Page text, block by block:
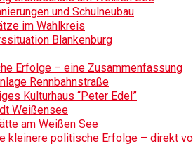
und Schulneubau
im Wahlkreis
Blankenburg
Erfolge – eine Zusammenfassung
Rennbahnstraße
Kulturhaus “Peter Edel”
Weißensee
am Weißen See
kleinere politische Erfolge – direkt